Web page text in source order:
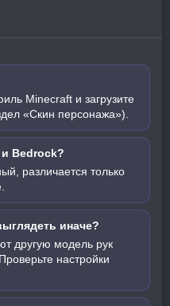
Minecraft и загрузите
«Скин персонажа»).
Bedrock?
различается только
иначе?
другую модель рук
настройки